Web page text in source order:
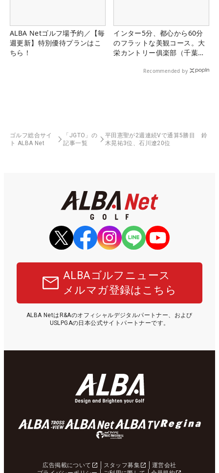
ALBA Netゴルフ場予約／【毎
週更新】特別優待プランはこ
ちら！
インター5分、都心から60分
のフラットな美観コース。大
栄カントリー俱楽部（千葉
Recommended by
ゴルフ総合サイ
ト ALBA Net
「JGTO」の
記事一覧
平田憲聖が2週連続Vで通算5勝目 鈴
木晃祐3位、石川遼20位
ALBAゴルフニュース
メルマガ登録はこちら
ALBA NetはR&Aのオフィシャルデジタルパートナー、および
USLPGAの日本公式サイトパートナーです。
広告掲載について スタッフ募集
運営会社